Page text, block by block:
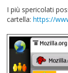
I più spericolati
cartella: https://